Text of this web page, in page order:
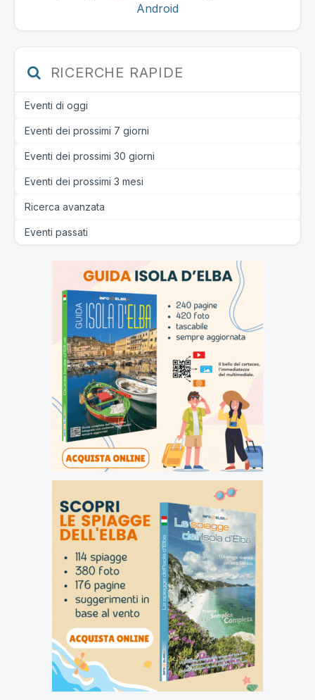
Android
RICERCHE RAPIDE
Eventi di oggi
Eventi dei prossimi 7 giorni
Eventi dei prossimi 30 giorni
Eventi dei prossimi 3 mesi
Ricerca avanzata
Eventi passati